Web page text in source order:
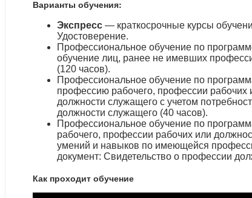
Варианты обучения:
Экспресс — краткосрочные курсы
Удостоверение.
Профессиональное обучение по
обучение лиц, ранее не имевших
(120 часов).
Профессиональное обучение по
профессию рабочего, профессии рабочих
должности служащего с учетом
должности служащего (40 часов).
Профессиональное обучение по
рабочего, профессии рабочих или
умений и навыков по имеющейся
документ: Свидетельство о профессии
Как проходит обучение